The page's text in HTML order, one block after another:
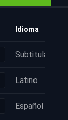
Idioma
Subtitulada
Latino
Español